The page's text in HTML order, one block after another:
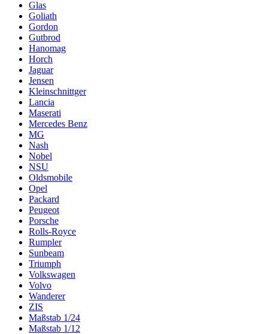
Glas
Goliath
Gordon
Gutbrod
Hanomag
Horch
Jaguar
Jensen
Kleinschnittger
Lancia
Maserati
Mercedes Benz
MG
Nash
Nobel
NSU
Oldsmobile
Opel
Packard
Peugeot
Porsche
Rolls-Royce
Rumpler
Sunbeam
Triumph
Volkswagen
Volvo
Wanderer
ZIS
Maßstab 1/24
Maßstab 1/12